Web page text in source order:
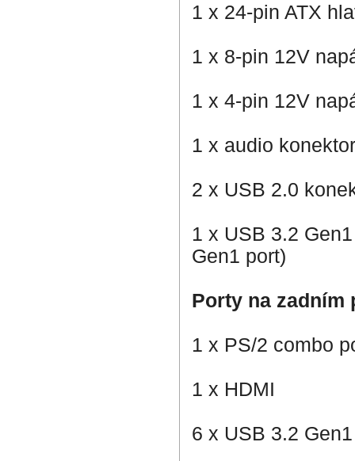
1 x 24-pin ATX
1 x 8-pin 12V
1 x 4-pin 12V
1 x audio
2 x USB 2.0
1 x USB 3.2
Gen1 port)
Porty na zadním
1 x PS/2 combo
1 x HDMI
6 x USB 3.2